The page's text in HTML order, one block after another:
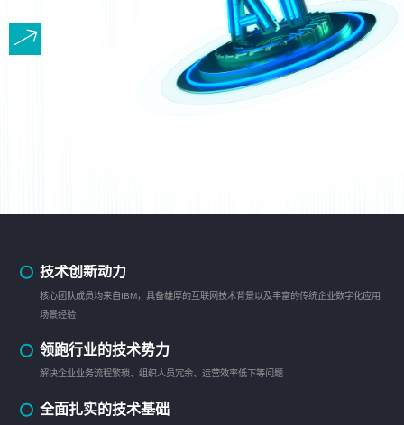
技术创新动力
核心团队成员均来自IBM，具备雄厚的互联网技术背景以及丰富的传统企业数字化应用
场景经验
领跑行业的技术势力
解决企业业务流程繁琐、组织人员冗余、运营效率低下等问题
全面扎实的技术基础